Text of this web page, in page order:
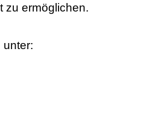
zu ermöglichen.
unter: